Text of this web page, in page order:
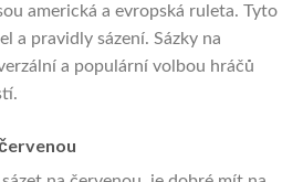
americká a evropská ruleta. Tyto
a pravidly sázení. Sázky na
a populární volbou hráčů